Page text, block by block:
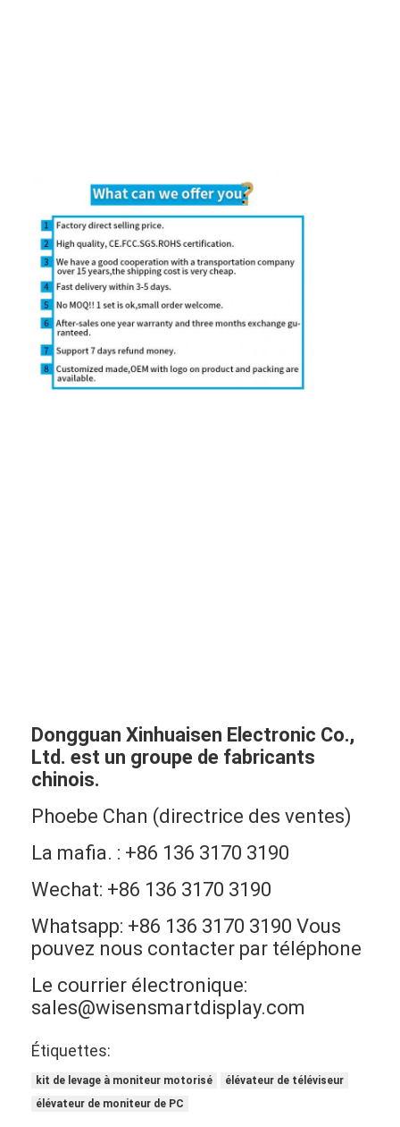
Dongguan Xinhuaisen Electronic Co.,
Ltd. est un groupe de fabricants
chinois.
Phoebe Chan (directrice des ventes)
La mafia. : +86 136 3170 3190
Wechat: +86 136 3170 3190
Whatsapp: +86 136 3170 3190 Vous
pouvez nous contacter par téléphone
Le courrier électronique:
sales@wisensmartdisplay.com
Étiquettes:
kit de levage à moniteur motorisé
élévateur de téléviseur
élévateur de moniteur de PC